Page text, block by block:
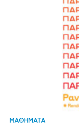
ΜΑΘΗΜΑΤΑ